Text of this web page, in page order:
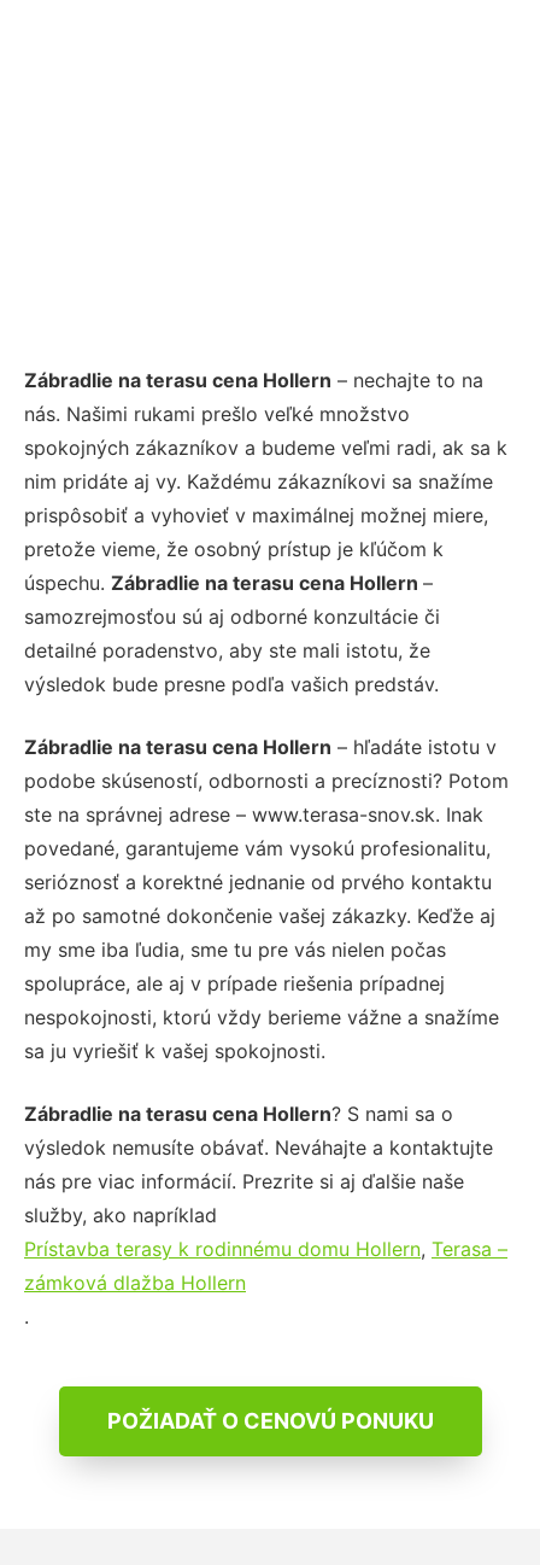
Zábradlie na terasu cena Hollern – nechajte to na
nás. Našimi rukami prešlo veľké množstvo
spokojných zákazníkov a budeme veľmi radi, ak sa k
nim pridáte aj vy. Každému zákazníkovi sa snažíme
prispôsobiť a vyhovieť v maximálnej možnej miere,
pretože vieme, že osobný prístup je kľúčom k
úspechu. Zábradlie na terasu cena Hollern –
samozrejmosťou sú aj odborné konzultácie či
detailné poradenstvo, aby ste mali istotu, že
výsledok bude presne podľa vašich predstáv.
Zábradlie na terasu cena Hollern – hľadáte istotu v
podobe skúseností, odbornosti a precíznosti? Potom
ste na správnej adrese – www.terasa-snov.sk. Inak
povedané, garantujeme vám vysokú profesionalitu,
serióznosť a korektné jednanie od prvého kontaktu
až po samotné dokončenie vašej zákazky. Keďže aj
my sme iba ľudia, sme tu pre vás nielen počas
spolupráce, ale aj v prípade riešenia prípadnej
nespokojnosti, ktorú vždy berieme vážne a snažíme
sa ju vyriešiť k vašej spokojnosti.
Zábradlie na terasu cena Hollern? S nami sa o
výsledok nemusíte obávať. Neváhajte a kontaktujte
nás pre viac informácií. Prezrite si aj ďalšie naše
služby, ako napríklad
Prístavba terasy k rodinnému domu Hollern, Terasa –
zámková dlažba Hollern
.
POŽIADAŤ O CENOVÚ PONUKU